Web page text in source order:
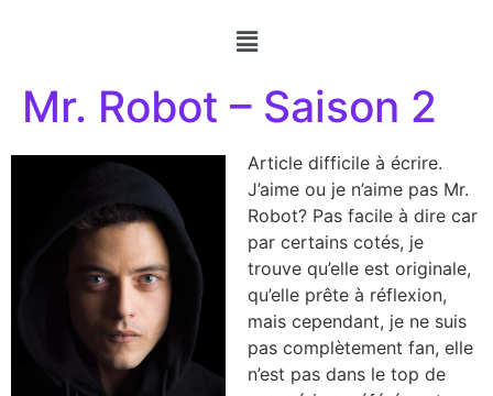
Mr. Robot – Saison 2
Article difficile à écrire.
J’aime ou je n’aime pas Mr.
Robot? Pas facile à dire car
par certains cotés, je
trouve qu’elle est originale,
qu’elle prête à réflexion,
mais cependant, je ne suis
pas complètement fan, elle
n’est pas dans le top de